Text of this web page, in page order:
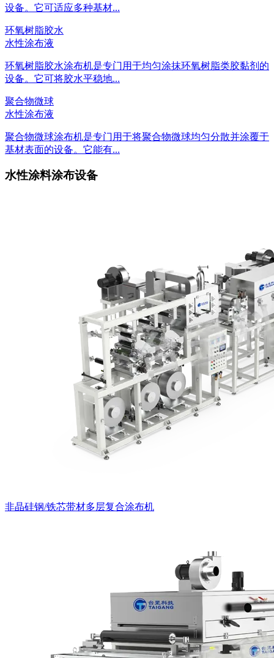
设备。它可适应多种基材...
环氧树脂胶水
水性涂布液
环氧树脂胶水涂布机是专门用于均匀涂抹环氧树脂类胶黏剂的
设备。它可将胶水平稳地...
聚合物微球
水性涂布液
聚合物微球涂布机是专门用于将聚合物微球均匀分散并涂覆于
基材表面的设备。它能有...
水性涂料涂布设备
非晶硅钢/铁芯带材多层复合涂布机